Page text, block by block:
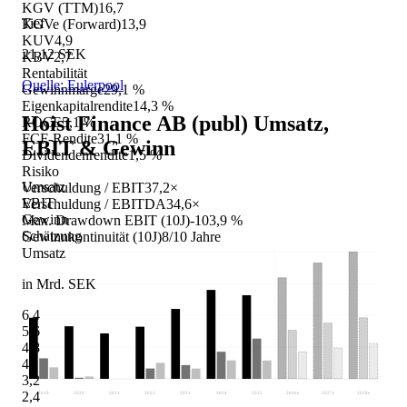
KGV (TTM)16,7
KGVe (Forward)13,9
KUV4,9
KBV2,7
Rentabilität
Gewinnmarge29,1 %
Eigenkapitalrendite14,3 %
ROCE5,1 %
FCF-Rendite31,1 %
Dividendenrendite1,5 %
Risiko
Verschuldung / EBIT37,2×
Verschuldung / EBITDA34,6×
Max. Drawdown EBIT (10J)-103,9 %
Gewinnkontinuität (10J)8/10 Jahre
Umsatz
in Mrd. SEK
6,4
5,6
4,8
4
3,2
2,4
Tief
21,12 SEK
Quelle: Eulerpool
Hoist Finance AB (publ) Umsatz,
EBIT & Gewinn
Umsatz
EBIT
Gewinn
Schätzung
2019 2020 2021 2022 2023 2024 2025 2026 e 2027 e 2028 e